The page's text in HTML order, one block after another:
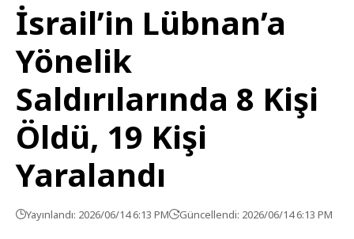
İsrail’in Lübnan’a
Yönelik
Saldırılarında 8 Kişi
Öldü, 19 Kişi
Yaralandı
Yayınlandı: 2026/06/14 6:13 PM Güncellendi: 2026/06/14 6:13 PM